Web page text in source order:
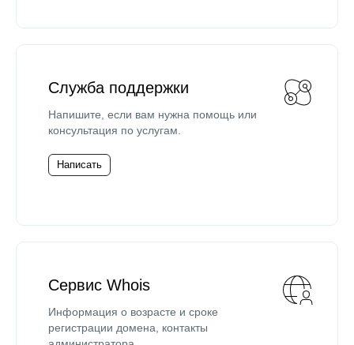
Служба поддержки
Напишите, если вам нужна помощь или
консультация по услугам.
Написать
Сервис Whois
Информация о возрасте и сроке
регистрации домена, контакты